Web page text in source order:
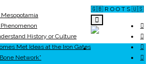
🇬🇧 R O O T S 🇺🇸
History or Culture
Met Ideas at the Iron Gates
Network”